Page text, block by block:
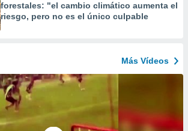
forestales: "el cambio climático aumenta el
riesgo, pero no es el único culpable
Más Vídeos